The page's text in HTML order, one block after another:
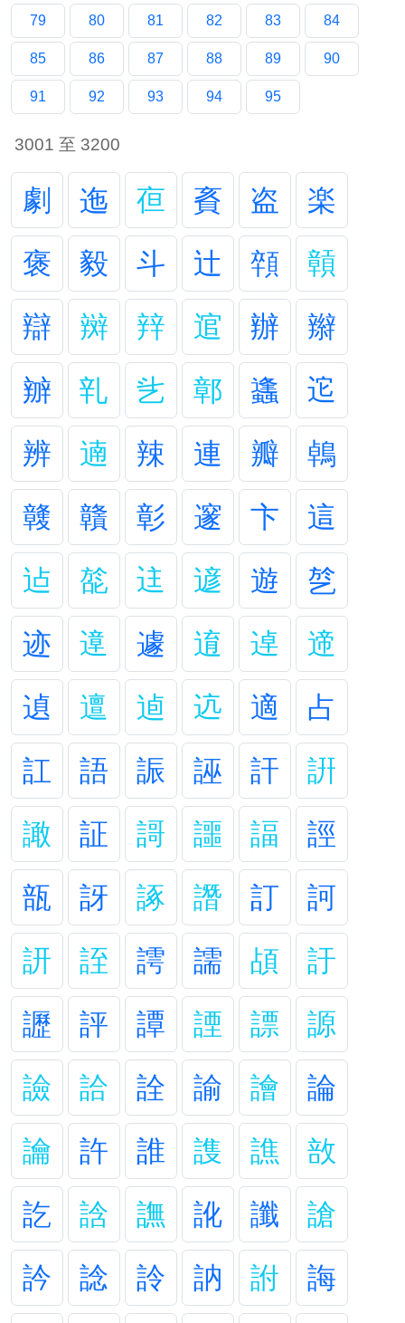
79 80 81 82 83 84
85 86 87 88 89 90
91 92 93 94 95
3001 至 3200
劇 迤 亱 賌 盗
楽
褒
毅 斗 辻 顇
贑
辯
辬 辡 逭 辦
辮
辧
乵 乧 鄣 蠭
迱
辨
遖 辣 連 瓣
鵫
竷
贛 彰 邃 卞
這
迠
旕 迬 遃 遊
乻
迹
遧 遽 逳 逴
遆
遉
邅 逌 迒 適
占
訌
語 誫 誣 訐
詽
譀
証 謌 讍 諨
誙
瓿
訝 諑 譖 訂
訶
訮
誈 謣 譳 頕
訏
讈
評 譚 諲 謤
謜
譣
詥 詮 諭 譮
論
讑
許 誰 謢 譙
敨
訖
誝 譕 訛 讖
謒
訡
諗 詅 訥 詂
誨